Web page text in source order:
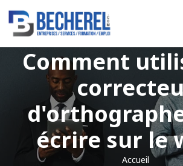
Comment
écrire sur le
Accueil